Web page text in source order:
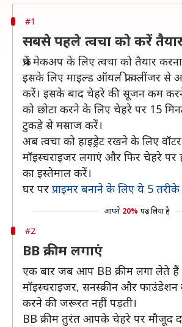
#1
सबसे पहले त्वचा को करें
फ्रेंच मेकअप के लिए त्वचा को तैयार
इसके लिए माइल्ड ऑयल फ्री क्लींजर से
करें। इसके बाद चेहरे की सूजन कम करने
को छोटा करने के लिए चेहरे पर 15
टुकड़े से मसाज करें।
अब त्वचा को हाइड्रेट रखने के लिए
मॉइस्चराइजर लगाएं और फिर चेहरे पर
का इस्तेमाल करें।
घर पर प्राइमर बनाने के लिए ये 5 तरीके
आपने 20% पढ़ लिया है
#2
BB क्रीम लगाएं
एक बार जब आप BB क्रीम लगा लेते
मॉइस्चराइजर, सनस्क्रीन और फाउंडेशन
करने की जरूरत नहीं पड़ती।
BB क्रीम तुरंत आपके चेहरे पर मौजूद